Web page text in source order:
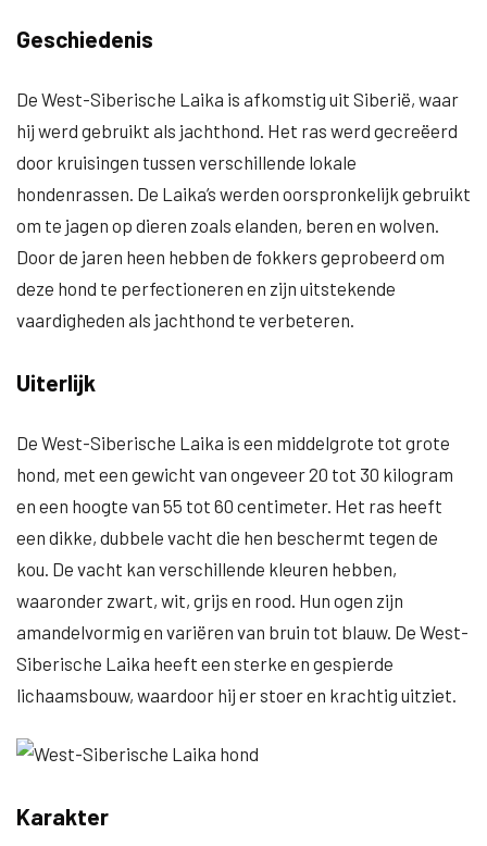
Geschiedenis
De West-Siberische Laika is afkomstig uit Siberië, waar
hij werd gebruikt als jachthond. Het ras werd gecreëerd
door kruisingen tussen verschillende lokale
hondenrassen. De Laika’s werden oorspronkelijk gebruikt
om te jagen op dieren zoals elanden, beren en wolven.
Door de jaren heen hebben de fokkers geprobeerd om
deze hond te perfectioneren en zijn uitstekende
vaardigheden als jachthond te verbeteren.
Uiterlijk
De West-Siberische Laika is een middelgrote tot grote
hond, met een gewicht van ongeveer 20 tot 30 kilogram
en een hoogte van 55 tot 60 centimeter. Het ras heeft
een dikke, dubbele vacht die hen beschermt tegen de
kou. De vacht kan verschillende kleuren hebben,
waaronder zwart, wit, grijs en rood. Hun ogen zijn
amandelvormig en variëren van bruin tot blauw. De West-
Siberische Laika heeft een sterke en gespierde
lichaamsbouw, waardoor hij er stoer en krachtig uitziet.
Karakter